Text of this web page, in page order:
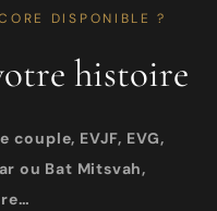
DISPONIBLE ?
histoire
couple, EVJF, EVG,
ou Bat Mitsvah,